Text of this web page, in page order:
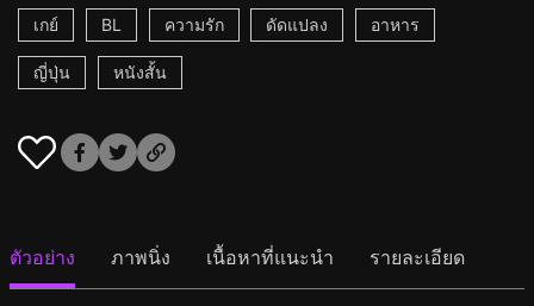
เกย์
BL ความรัก ดัดแปลง อาหาร
ญี่ปุ่น หนังสั้น
ตัวอย่าง ภาพนิ่ง เนื้อหาที่แนะนำ รายละเอียด